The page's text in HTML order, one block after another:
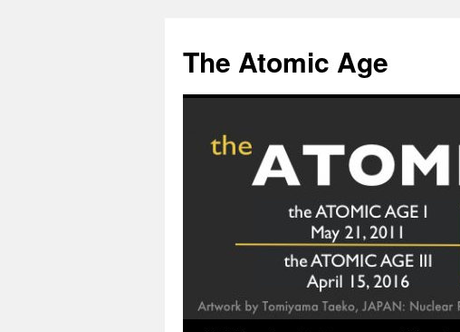
content
The Atomic Age